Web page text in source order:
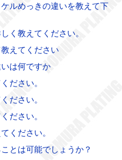
ルめっきの違いを教えて下
く教えてください。
えてください
は何ですか
ださい。
ださい。
ださい。
ください。
とは可能でしょうか？